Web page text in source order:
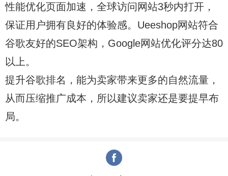
性能优化页面加速，全球访问网站3秒内打开，
保证用户拥有良好的体验感。Ueeshop网站符合
谷歌友好的SEO架构，Google网站优化评分达80
以上。
提升谷歌排名，能为卖家带来更多的自然流量，
从而压缩推广成本，所以建议卖家还是要提早布
局。